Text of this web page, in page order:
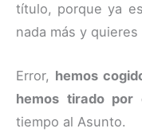
título, porque ya
nada más y
Error, hemos
hemos tirado por
tiempo al Asunto.